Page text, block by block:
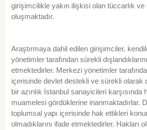
girişimcilikle yakın ilişkisi olan tüccarlık ve
oluşmaktadır.
Araştırmaya dahil edilen girişimciler,
yönetimler tarafından sürekli
etmektedirler. Merkezi yönetimler
içerisinde devlet destekli ve sürekli olarak
bir azınlık İstanbul sanayicileri karşısında
muamelesi gördüklerine inanmaktadırlar.
toplumsal yapı içerisinde hak ettikleri
olmadıklarını ifade etmektedirler. Hakları